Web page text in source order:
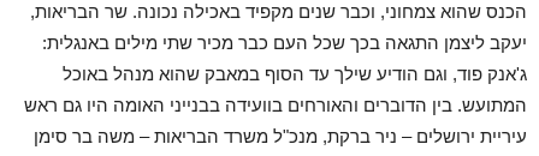
הכנס שהוא צמחוני, וכבר שנים מקפיד באכילה נכונה. שר הבריאות,
יעקב ליצמן התגאה בכך שכל העם כבר מכיר שתי מילים באנגלית:
ג'אנק פוד, וגם הודיע שילך עד הסוף במאבק שהוא מנהל באוכל
המתועש. בין הדוברים והאורחים בוועידה בבנייני האומה היו גם ראש
עיריית ירושלים – ניר ברקת, מנכ"ל משרד הבריאות – משה בר סימן